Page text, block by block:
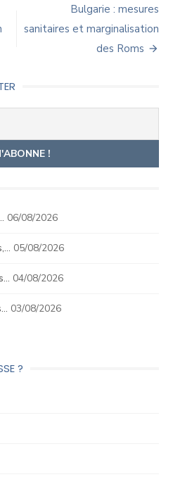
Bulgarie : mesures
sanitaires et marginalisation
des Roms
06/08/2026
05/08/2026
04/08/2026
03/08/2026
?